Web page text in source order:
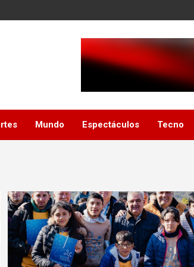
Mundo Espectáculos Tecno